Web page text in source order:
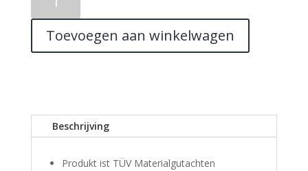
BUMPER
<
S2000
>
aantal
Toevoegen aan winkelwagen
Beschrijving
Produkt ist TÜV Materialgutachten